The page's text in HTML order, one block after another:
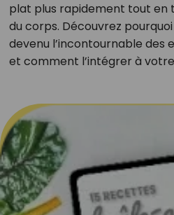
plat plus rapidement tout en
du corps. Découvrez
devenu l’incontournable des
et comment l’intégrer à